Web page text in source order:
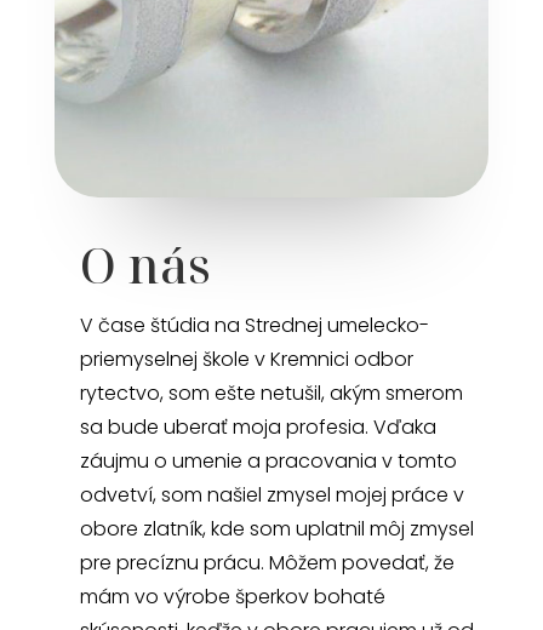
O nás
V čase štúdia na Strednej umelecko-
priemyselnej škole v Kremnici odbor
rytectvo, som ešte netušil, akým smerom
sa bude uberať moja profesia. Vďaka
záujmu o umenie a pracovania v tomto
odvetví, som našiel zmysel mojej práce v
obore zlatník, kde som uplatnil môj zmysel
pre precíznu prácu. Môžem povedať, že
mám vo výrobe šperkov bohaté